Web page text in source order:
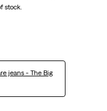
stock.
jeans - The Big